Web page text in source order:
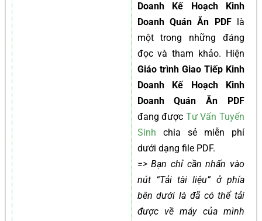
Doanh Kế Hoạch Kinh
Doanh Quán Ăn PDFlà
một trong những đáng
đọc và tham khảo. Hiện
Giáo trình Giao Tiếp Kinh
Doanh Kế Hoạch Kinh
Doanh Quán Ăn PDF
đang được Tư Vấn Tuyển
Sinh chia sẻ miễn phí
dưới dạng file PDF.
=> Bạn chỉ cần nhấn vào
nút “Tải tài liệu” ở phía
bên dưới là đã có thể tải
được về máy của mình